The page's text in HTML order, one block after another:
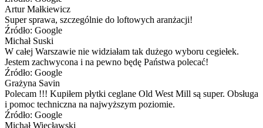
Artur Małkiewicz
Super sprawa, szczególnie do loftowych aranżacji!
Źródło: Google
Michał Suski
W całej Warszawie nie widziałam tak dużego wyboru cegiełek.
Jestem zachwycona i na pewno będę Państwa polecać!
Źródło: Google
Grażyna Savin
Polecam !!! Kupiłem płytki ceglane Old West Mill są super. Obsługa
i pomoc techniczna na najwyższym poziomie.
Źródło: Google
Michał Więcławski